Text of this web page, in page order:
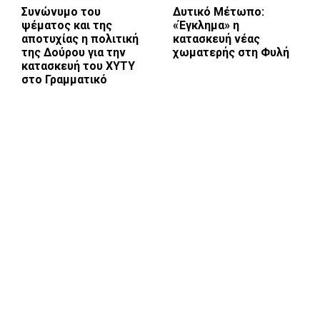
Συνώνυμο του
ψέματος και της
αποτυχίας η πολιτική
της Δούρου για την
κατασκευή του ΧΥΤΥ
στο Γραμματικό
Δυτικό Μέτωπο:
«Έγκλημα» η
κατασκευή νέας
χωματερής στη Φυλή